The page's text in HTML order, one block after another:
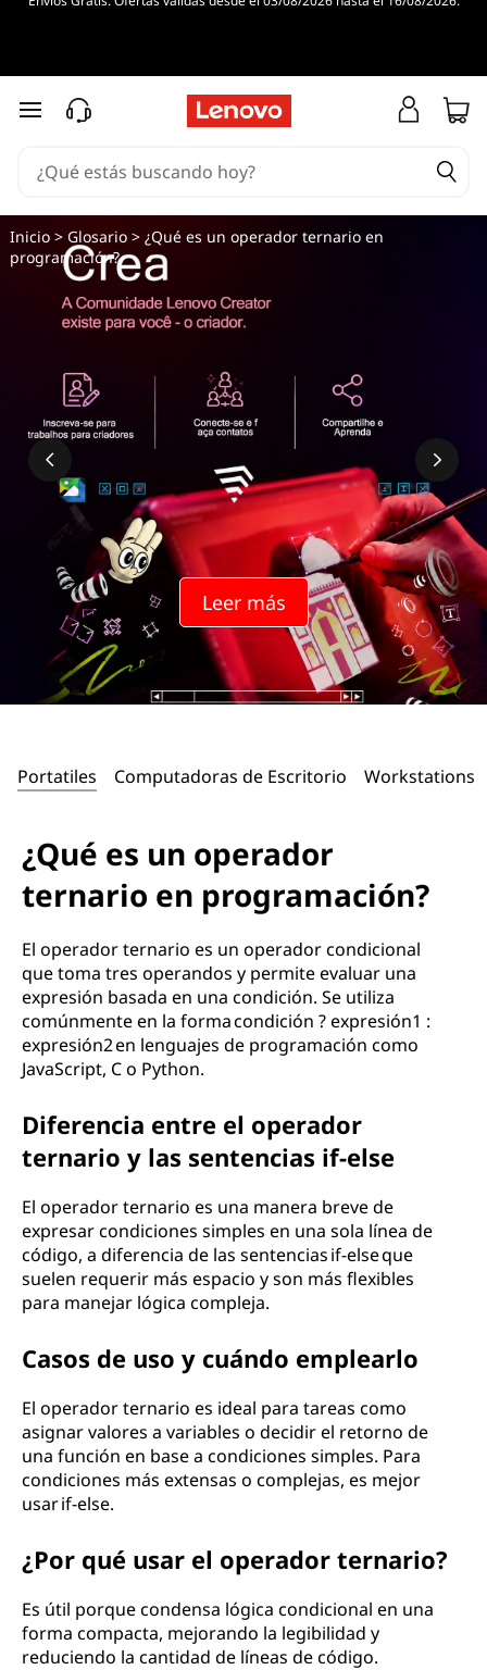
Ir al contenido principal
Leer más
Inicio> Glosario> ¿Qué es un operador ternario en
programación?
Portatiles Computadoras de Escritorio Workstations
¿Qué es un operador
ternario en programación?
El operador ternario es un operador condicional
que toma tres operandos y permite evaluar una
expresión basada en una condición. Se utiliza
comúnmente en la forma condición ? expresión1 :
expresión2 en lenguajes de programación como
JavaScript, C o Python.
Diferencia entre el operador
ternario y las sentencias if-else
El operador ternario es una manera breve de
expresar condiciones simples en una sola línea de
código, a diferencia de las sentencias if-else que
suelen requerir más espacio y son más flexibles
para manejar lógica compleja.
Casos de uso y cuándo emplearlo
El operador ternario es ideal para tareas como
asignar valores a variables o decidir el retorno de
una función en base a condiciones simples. Para
condiciones más extensas o complejas, es mejor
usar if-else.
¿Por qué usar el operador ternario?
Es útil porque condensa lógica condicional en una
forma compacta, mejorando la legibilidad y
reduciendo la cantidad de líneas de código.